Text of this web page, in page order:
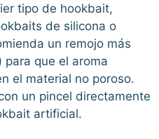
tipo de hookbait,
de silicona o
un remojo más
para que el aroma
el material no poroso.
un pincel directamente
artificial.